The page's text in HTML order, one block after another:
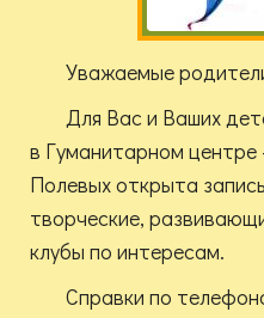
Уважаемые
Для Вас и Ваших
в Гуманитарном центре
Полевых открыта
творческие,
клубы по интересам.
Справки по